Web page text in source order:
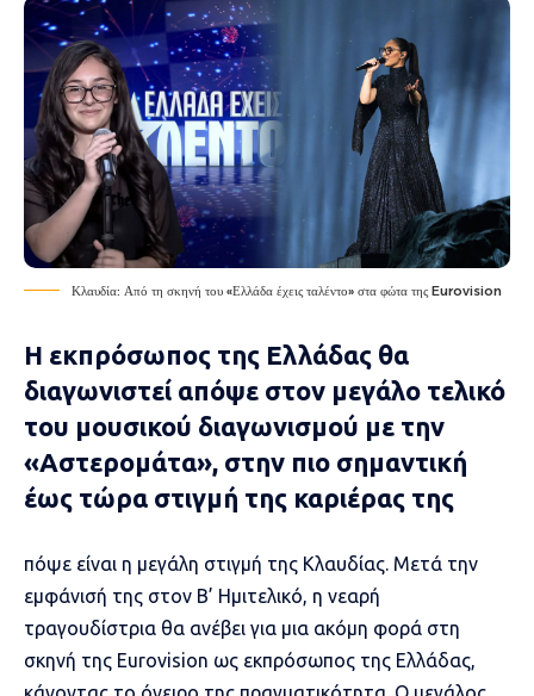
Κλαυδία: Από τη σκηνή του «Ελλάδα έχεις ταλέντο» στα φώτα της Eurovision
Η εκπρόσωπος της Ελλάδας θα
διαγωνιστεί απόψε στον μεγάλο τελικό
του μουσικού διαγωνισμού με την
«Αστερομάτα», στην πιο σημαντική
έως τώρα στιγμή της καριέρας της
πόψε είναι η μεγάλη στιγμή της Κλαυδίας. Μετά την
εμφάνισή της στον Β’ Ημιτελικό, η νεαρή
τραγουδίστρια θα ανέβει για μια ακόμη φορά στη
σκηνή της Eurovision ως εκπρόσωπος της Ελλάδας,